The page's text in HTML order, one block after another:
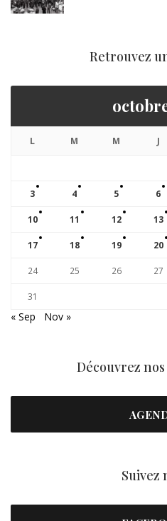
Retrouvez
L M M J
3 4 5 6
10 11 12 13
17 18 19 20
24 25 26 27
31
« Sep Nov »
Découvrez
Suivez